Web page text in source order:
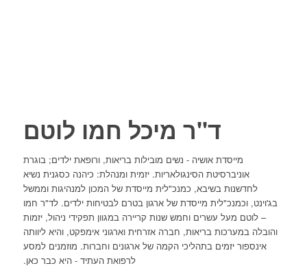
ד"ר מיכל חמו לוטם
מייסדת אושיה - נשים מובילות בריאות, ורופאת ילדים; בוגרת
אוניברסיטת הסינגולאריות. יזמית ומנהלת: כיהנה כסגנית נשיא
לחדשנות בשיבא, כמנכ"לית מייסדת של המכון למנהיגות וממשל
בג'וינט, וכמנכ"לית מייסדת של ארגון בטרם לבטיחות ילדים. לד"ר חמו
– לוטם מעל עשרים וחמש שנות קריירה במגוון תפקידי ניהול, יזמות
והובלה במערכות בריאות, חברה אזרחית וארגוני אימפקט, והיא ליוותה
אינספור יזמים בתהליכי הקמה של ארגונים וחברות. מוזמנים למסע
לרפואת העתיד - היא כבר כאן.